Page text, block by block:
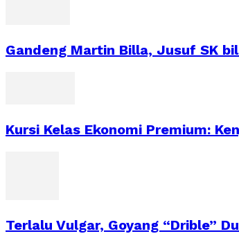
Gandeng Martin Billa, Jusuf SK
Kursi Kelas Ekonomi Premium:
Terlalu Vulgar, Goyang “Drible”